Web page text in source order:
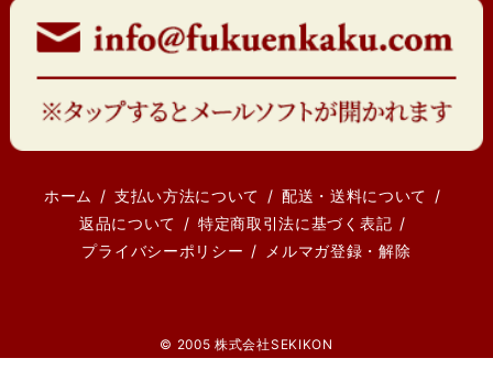
ホーム 支払い方法について
配送・送料について
返品について
特定商取引法に基づく表記
プライバシーポリシー
メルマガ登録・解除
© 2005 株式会社SEKIKON